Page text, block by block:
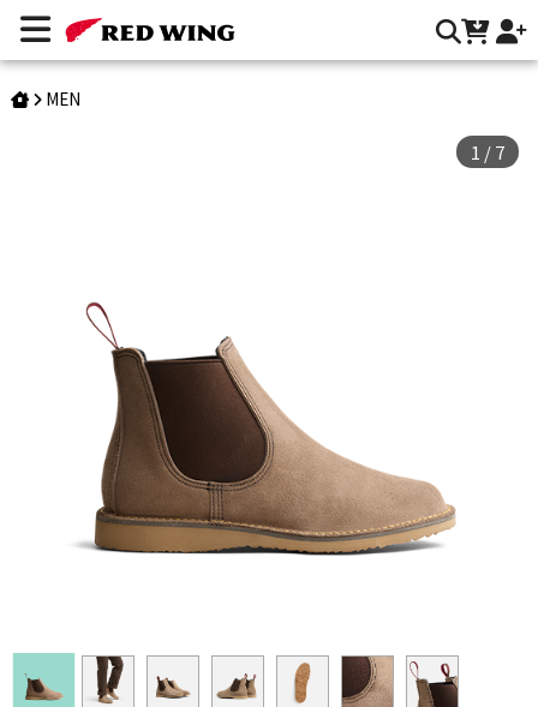
Style 3129｜Weekender Chelsea | Red Wing Heritage 台灣
官方網站
MEN
1 /7